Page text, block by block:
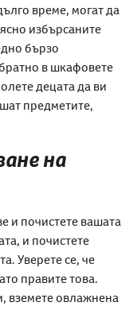
време, могат да
избърсаните
бързо
в шкафовете
децата да ви
предметите,
на
и почистете вашата
и почистете
Уверете се, че
правите това.
вземете овлажнена